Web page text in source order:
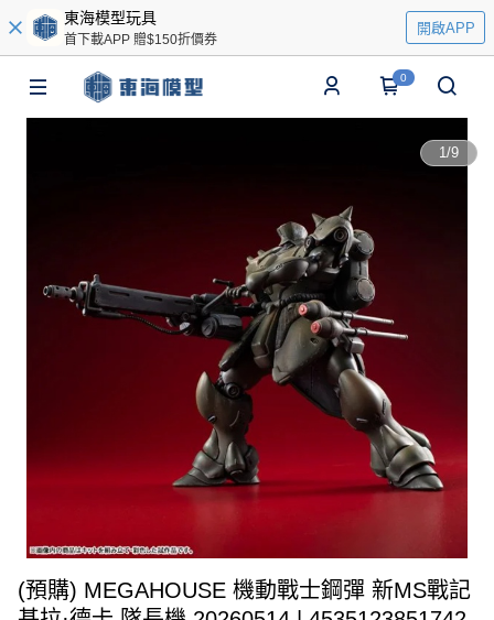
東海模型玩具
首下載APP 贈$150折價券
開啟APP
0
1/9
(預購) MEGAHOUSE 機動戰士鋼彈 新MS戰記